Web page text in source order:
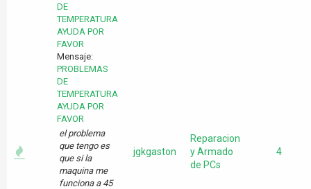
DE
TEMPERATURA
AYUDA POR
FAVOR
Mensaje:
PROBLEMAS
DE
TEMPERATURA
AYUDA POR
FAVOR
el problema
que tengo es
que si la
maquina me
funciona a 45
jgkgaston
Reparacion
y Armado
de PCs
4